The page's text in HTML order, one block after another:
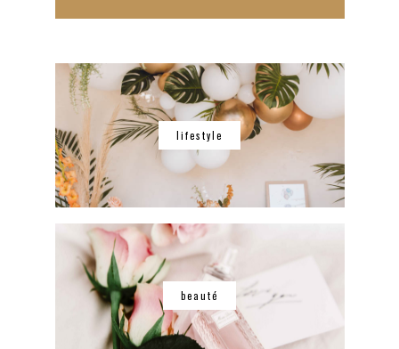
lifestyle
beauté